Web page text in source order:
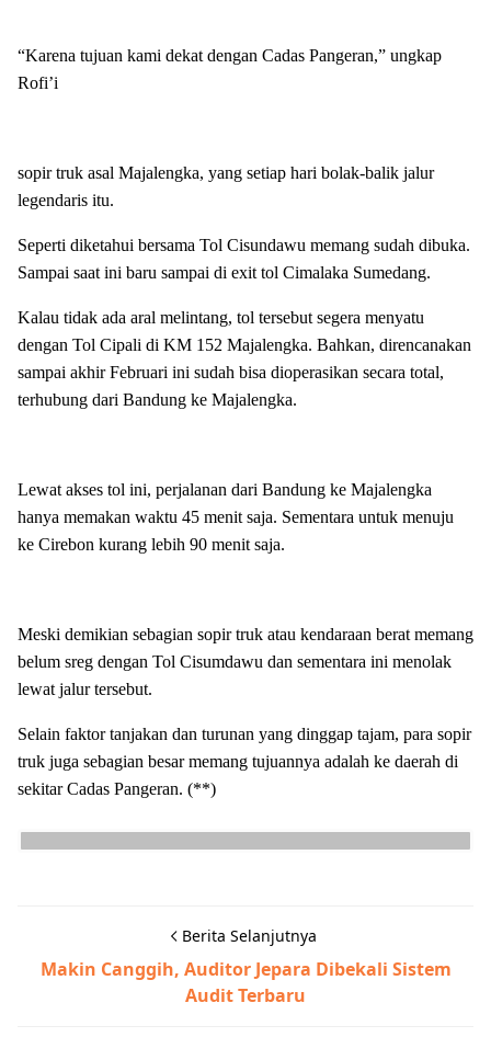
“Karena tujuan kami dekat dengan Cadas Pangeran,” ungkap
Rofi’i
sopir truk asal Majalengka, yang setiap hari bolak-balik jalur
legendaris itu.
Seperti diketahui bersama Tol Cisundawu memang sudah dibuka.
Sampai saat ini baru sampai di exit tol Cimalaka Sumedang.
Kalau tidak ada aral melintang, tol tersebut segera menyatu
dengan Tol Cipali di KM 152 Majalengka. Bahkan, direncanakan
sampai akhir Februari ini sudah bisa dioperasikan secara total,
terhubung dari Bandung ke Majalengka.
Lewat akses tol ini, perjalanan dari Bandung ke Majalengka
hanya memakan waktu 45 menit saja. Sementara untuk menuju
ke Cirebon kurang lebih 90 menit saja.
Meski demikian sebagian sopir truk atau kendaraan berat memang
belum sreg dengan Tol Cisumdawu dan sementara ini menolak
lewat jalur tersebut.
Selain faktor tanjakan dan turunan yang dinggap tajam, para sopir
truk juga sebagian besar memang tujuannya adalah ke daerah di
sekitar Cadas Pangeran. (**)
Berita Selanjutnya
Makin Canggih, Auditor Jepara Dibekali Sistem
Audit Terbaru